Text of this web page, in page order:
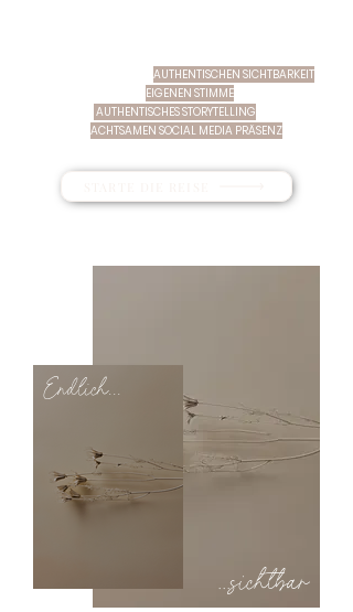
AUTHENTISCHEN SICHTBARKEIT
EIGENEN STIMME
AUTHENTISCHES STORYTELLING
ACHTSAMEN SOCIAL MEDIA PRÄSENZ
Endlich...
...sichtbar